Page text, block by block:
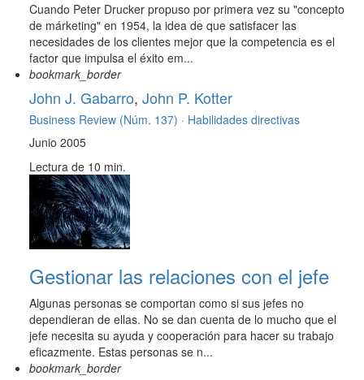
Cuando Peter Drucker propuso por primera vez su "concepto
de márketing" en 1954, la idea de que satisfacer las
necesidades de los clientes mejor que la competencia es el
factor que impulsa el éxito em...
bookmark_border
John J. Gabarro, John P. Kotter
Business Review (Núm. 137) · Habilidades directivas
Junio 2005
Lectura de 10 min.
Gestionar las relaciones con el jefe
Algunas personas se comportan como si sus jefes no
dependieran de ellas. No se dan cuenta de lo mucho que el
jefe necesita su ayuda y cooperación para hacer su trabajo
eficazmente. Estas personas se n...
bookmark_border